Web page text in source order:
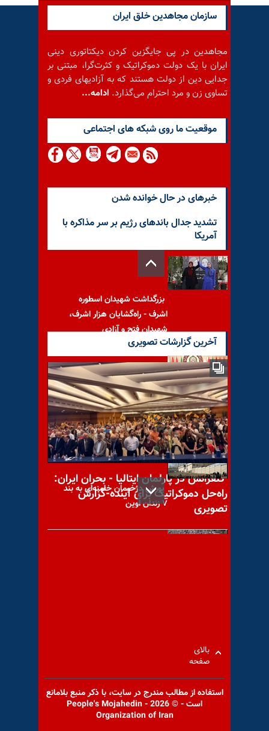
سازمان مجاهدین خلق ایران
مجاهدین در پی جایگزین کردن دیکتاتوری دینی
ایران با یک دولت دموکراتیک و کثرت‌گرا، مبتنی بر
جدایی دین از دولت هستند که به آزادیهای فردی و
تساوی زن و مرد احترام می‌گذارد. ادامه...
موقعيت ما روى شبكه هاى اجتماعى
خبرهای در حال خوانده شدن
تشدید جدال باندهای رژیم بر سر مذاکره با
آمریکا
بزرگداشت شهیدان اسطوره
اشرف - راه‌گشایان هزار اشرف،
شهیدان فتح و آزادی
رئیس‌جمهور یمن در کنفرانس
سران عرب: رژیم ایران پدرخوانده
تروریزم است
یورش دژخیمان خامنه‌ای به بند
۷ زندان اوین
آخرین گزارشات تصویری
کنفرانس در پارلمان ایتالیا - بحران ایران:
راه‌حل دموکراتیک برای آینده-گزارش
تصویری
بالای
صفحه
استفاده از مطالب مندرج در سايت، با ذكر منبع بلامانع
است - © 2026 - People's Mojahedin
Organization of Iran